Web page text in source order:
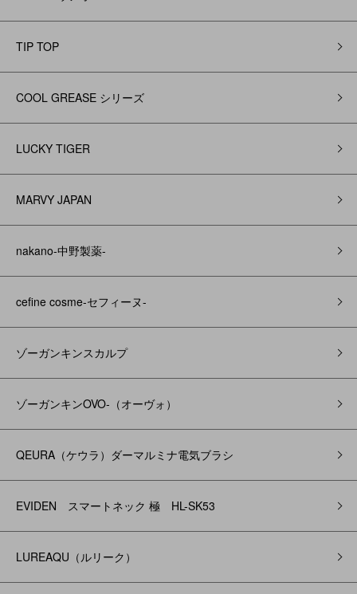
TIP TOP
COOL GREASE シリーズ
LUCKY TIGER
MARVY JAPAN
nakano-中野製薬-
cefine cosme-セフィーヌ-
ゾーガンキンスカルプ
ゾーガンキンOVO‐（オーヴォ）
QEURA（ケウラ）ダーマルミナ電気ブラシ
EVIDEN スマートネック 極 HL-SK53
LUREAQU（ルリーク）